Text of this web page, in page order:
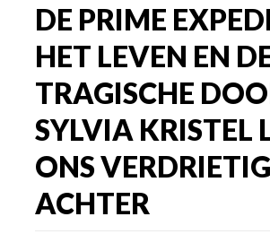
DE PRIME
HET LEVEN EN
TRAGISCHE
SYLVIA KRISTEL
ONS VERDRIETIG
ACHTER